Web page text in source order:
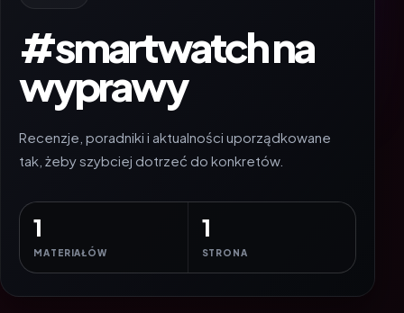
#smartwatch na
wyprawy
Recenzje, poradniki i aktualności uporządkowane
tak, żeby szybciej dotrzeć do konkretów.
1
MATERIAŁÓW
1
STRONA